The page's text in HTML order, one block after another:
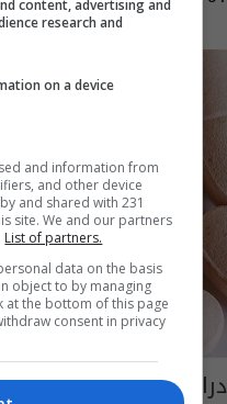
دراسة: فيتامين D يقلل وفيات وأعراض كورونا
content, advertising and
research and
on a device
and information from
and other device
and shared with 231
site. We and our partners
List of partners.
data on the basis
object to by managing
at the bottom of this page
consent in privacy